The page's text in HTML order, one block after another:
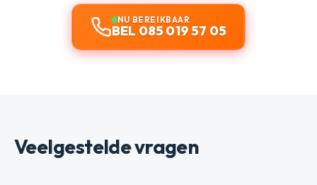
NU BEREIKBAAR
BEL 085 019 57 05
Veelgestelde vragen